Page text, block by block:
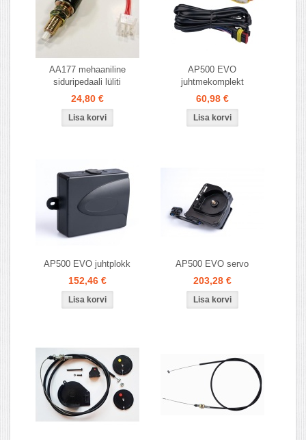
AA177 mehaaniline
siduripedaali lüliti
24,80 €
AP500 EVO
juhtmekomplekt
60,98 €
AP500 EVO juhtplokk
152,46 €
AP500 EVO servo
203,28 €